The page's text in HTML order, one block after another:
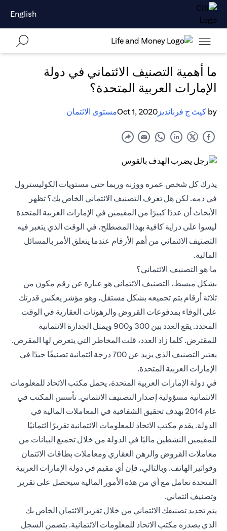
English
ما أهمية التصنيف الائتماني في دولة
الإمارات العربية المتحدة؟
by كيث ج فرنانديز Oct 1, 2020مستوى الائتمان
يدرك كل شخص عمره ووزنه وربما حتى مستويات الكوليسترول
في دمه. لكن هل تعرف التصنيف الائتماني الخاص بك؟ تظهر
الأبحاث أن عددًا كبيرًا من المقيمين في الإمارات العربية المتحدة
ليسوا على دراية كافية بهذا المصطلح، في الوقت الذي يتعبر فيه
التصنيف الائتماني من أهم الأرقام عندما يتعلق الأمر بالمسائل
المالية.
ما هو التصنيف الائتماني؟
بشكل مبسط، التصنيف الائتماني هو عبارة عن رقم مكون من
ثلاثة أرقام يتم تجميعه بشكل مستقل، وهو مؤشر يعكس قدرتك
على الوفاء بمدفوعات القروض والرهونات العقارية في الوقت
المحدد. يقع العدد بين 300 و900 ويمثل الجدارة الائتمانية
للمقترض. كلما زاد العدد، قلت المخاطر التي يتعرض لها المقرض.
يعتبر التصنيف الذي يزيد عن 700 درجة ائتمانية تصنيفًا جيدًا في
الإمارات العربية المتحدة.
في دولة الإمارات العربية المتحدة، يحمل مكتب الاتحاد للمعلومات
الائتمانية مسؤولية إصدار التصنيف الائتماني. تأسس المكتب في
عام 2014 بهدف تحقيق الشفافية في المعاملات المالية في
الدولة. يقدم مكتب الاتحاد للمعلومات الائتمانية تقريرًا ائتمانيًا
للمقيمين النشطين ماليًا في الدولة من خلال تجميع البيانات من
معاملات القروض والرهن العقاري ومعاملات بطاقات الائتمان
وفواتير الهاتف. وبالتالي، فإن أي مقيم في دولة الإمارات العربية
المتحدة تعامل مع أي من هذه الأمور المالية سيحصل على تقرير
وتصنيف ائتماني.
يتم تحديد تصنيفك الائتماني من خلال تقرير الائتمان الخاص بك
الذي يصدره مكتب الاتحاد للمعلومات الائتمانية. يتضمن السجل